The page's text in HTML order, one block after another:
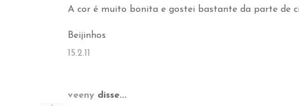
A cor é muito bonita e gostei bastante da parte de
Beijinhos
15.2.11
veeny disse...